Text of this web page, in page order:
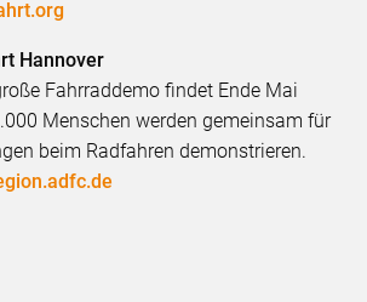
Hannover
Fahrraddemo findet Ende Mai
Menschen werden gemeinsam für
beim Radfahren demonstrieren.